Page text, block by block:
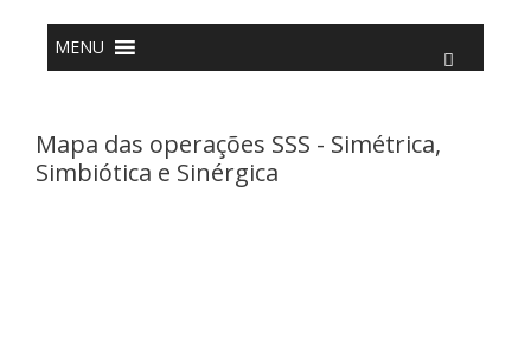
conteúdo
MENU
Mapa das operações SSS - Simétrica,
Simbiótica e Sinérgica